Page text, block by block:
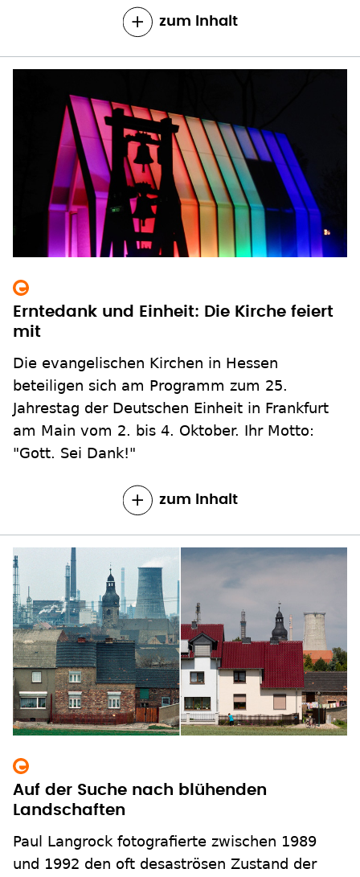
zum Inhalt
Erntedank und Einheit: Die Kirche feiert
mit
Die evangelischen Kirchen in Hessen
beteiligen sich am Programm zum 25.
Jahrestag der Deutschen Einheit in Frankfurt
am Main vom 2. bis 4. Oktober. Ihr Motto:
"Gott. Sei Dank!"
zum Inhalt
Auf der Suche nach blühenden
Landschaften
Paul Langrock fotografierte zwischen 1989
und 1992 den oft desaströsen Zustand der